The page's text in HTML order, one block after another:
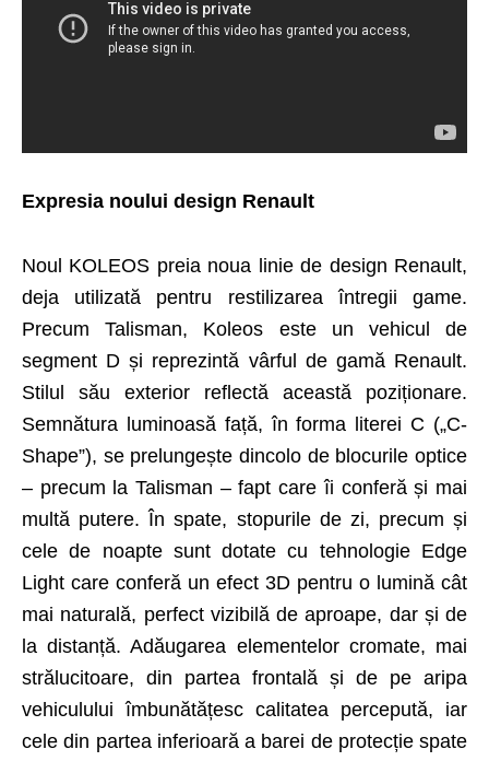
Expresia noului design Renault
Noul KOLEOS preia noua linie de design Renault,
deja utilizată pentru restilizarea întregii game.
Precum Talisman, Koleos este un vehicul de
segment D și reprezintă vârful de gamă Renault.
Stilul său exterior reflectă această poziționare.
Semnătura luminoasă față, în forma literei C („C-
Shape”), se prelungește dincolo de blocurile optice
– precum la Talisman – fapt care îi conferă și mai
multă putere. În spate, stopurile de zi, precum și
cele de noapte sunt dotate cu tehnologie Edge
Light care conferă un efect 3D pentru o lumină cât
mai naturală, perfect vizibilă de aproape, dar și de
la distanță. Adăugarea elementelor cromate, mai
strălucitoare, din partea frontală și de pe aripa
vehiculului îmbunătățesc calitatea percepută, iar
cele din partea inferioară a barei de protecție spate